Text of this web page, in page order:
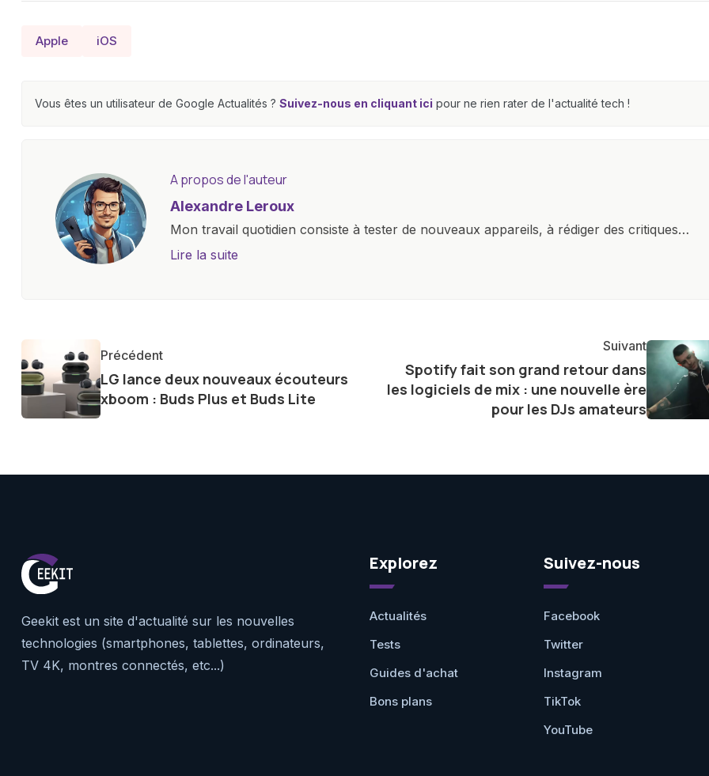
Apple iOS
Vous êtes un utilisateur de Google Actualités ? Suivez-nous en cliquant ici pour ne rien rater de l'actualité tech !
A propos de l'auteur
Alexandre Leroux
Mon travail quotidien consiste à tester de nouveaux appareils, à rédiger des critiques
objectives, à couvrir des lancements de produits, et à interviewer des acteurs clés de
Lire la suite
Précédent
LG lance deux nouveaux écouteurs
xboom : Buds Plus et Buds Lite
Suivant
Spotify fait son grand retour dans
les logiciels de mix : une nouvelle ère
pour les DJs amateurs
Geekit est un site d'actualité sur les nouvelles
technologies (smartphones, tablettes, ordinateurs,
TV 4K, montres connectés, etc...)
Explorez
Actualités
Tests
Guides d'achat
Bons plans
Suivez-nous
Facebook
Twitter
Instagram
TikTok
YouTube